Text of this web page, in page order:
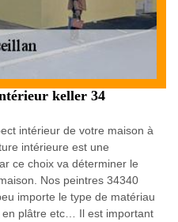
keller 34
intérieur de votre maison à
intérieure est une
ce choix va déterminer le
Nos peintres 34340
importe le type de matériau
plâtre etc… Il est important